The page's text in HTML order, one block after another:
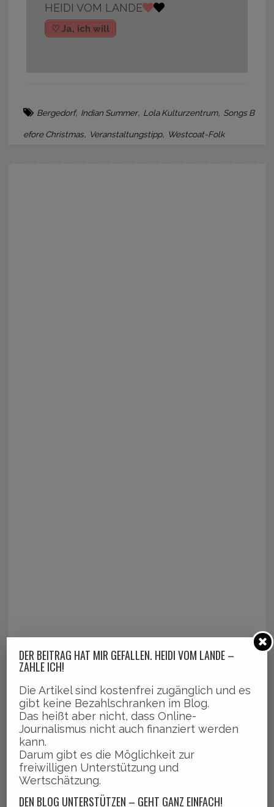
HEIDI VOM LANDE
♡ Ja, ich will
Bergedorf, Indian Summer, Lola Kulturzentrum, Songs B
efore Christmas, Veranstaltungstipp, Westcoat-Folk
DER BEITRAG HAT MIR GEFALLEN. HEIDI VOM LANDE –
ZAHLE ICH!
Die Artikel sind kostenfrei zugänglich und es
gibt keine Bezahlschranken im Blog.
Das heißt aber nicht, dass Online-
Journalismus nicht auch finanziert werden
kann.
Darum gibt es die Möglichkeit zur
freiwilligen Unterstützung und
Wertschätzung.
DEN BLOG UNTERSTÜTZEN – GEHT GANZ EINFACH!